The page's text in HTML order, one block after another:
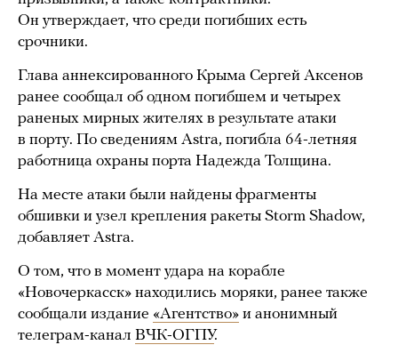
Он утверждает, что среди погибших есть
срочники.
Глава аннексированного Крыма Сергей Аксенов
ранее сообщал об одном погибшем и четырех
раненых мирных жителях в результате атаки
в порту. По сведениям Astra, погибла 64-летняя
работница охраны порта Надежда Толщина.
На месте атаки были найдены фрагменты
обшивки и узел крепления ракеты Storm Shadow,
добавляет Astra.
О том, что в момент удара на корабле
«Новочеркасск» находились моряки, ранее также
сообщали издание «Агентство» и анонимный
телеграм-канал ВЧК-ОГПУ.